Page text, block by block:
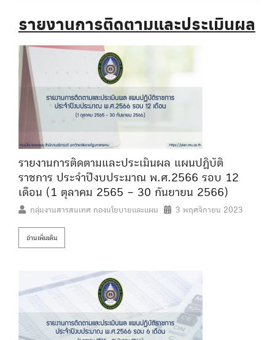
รายงานการติดตามและประเมินผล
รายงานการติดตามและประเมินผล แผนปฏิบัติ
ราชการ ประจำปีงบประมาณ พ.ศ.2566 รอบ 12
เดือน (1 ตุลาคม 2565 – 30 กันยายน 2566)
กลุ่มงานสารสนเทศ กองนโยบายและแผน 3 พฤศจิกายน 2023
อ่านเพิ่มเติม